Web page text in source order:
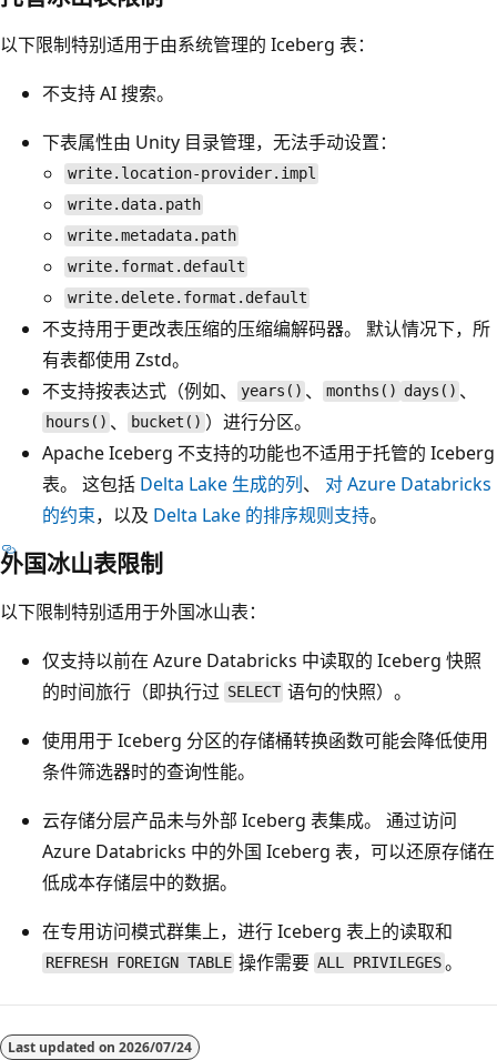
以下限制特别适用于由系统管理的 Iceberg 表：
不支持 AI 搜索。
下表属性由 Unity 目录管理，无法手动设置：
write.location-provider.impl
write.data.path
write.metadata.path
write.format.default
write.delete.format.default
不支持用于更改表压缩的压缩编解码器。 默认情况下，所
有表都使用 Zstd。
不支持按表达式（例如、
years() 、 months() days() 、
hours() 、 bucket() ）进行分区。
Apache Iceberg 不支持的功能也不适用于托管的 Iceberg
表。 这包括 Delta Lake 生成的列、 对 Azure Databricks
的约束，以及 Delta Lake 的排序规则支持。
外国冰山表限制
以下限制特别适用于外国冰山表：
仅支持以前在 Azure Databricks 中读取的 Iceberg 快照
的时间旅行（即执行过 SELECT 语句的快照）。
使用用于 Iceberg 分区的存储桶转换函数可能会降低使用
条件筛选器时的查询性能。
云存储分层产品未与外部 Iceberg 表集成。 通过访问
Azure Databricks 中的外国 Iceberg 表，可以还原存储在
低成本存储层中的数据。
在专用访问模式群集上，进行 Iceberg 表上的读取和
REFRESH FOREIGN TABLE 操作需要 ALL PRIVILEGES。
Last updated on 2026/07/24